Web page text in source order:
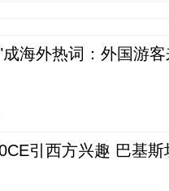
成海外热词：外国游
引西方兴趣 巴基